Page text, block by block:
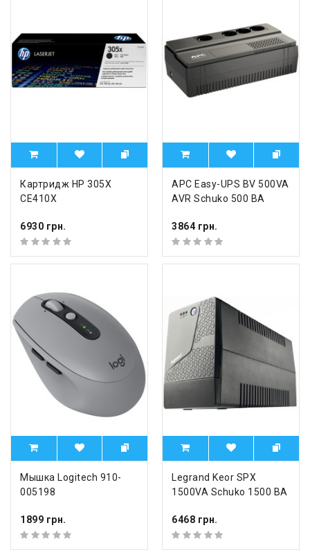
Картридж HP 305X
CE410X
6930 грн.
APC Easy-UPS BV 500VA
AVR Schuko 500 ВА
3864 грн.
Мышка Logitech 910-
005198
1899 грн.
Legrand Keor SPX
1500VA Schuko 1500 ВА
6468 грн.